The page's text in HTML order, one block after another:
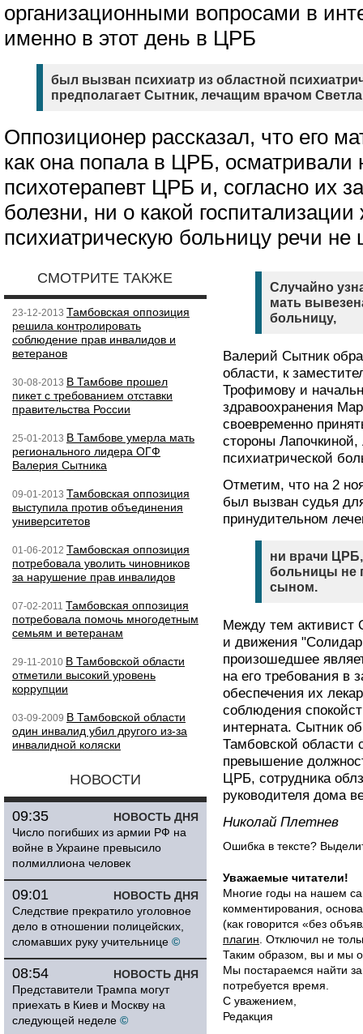
организационными вопросами в
именно в этот день в ЦРБ
был вызван психиатр из областной
предполагает Сытник, лечащим врачом
Оппозиционер рассказал, что его
как она попала в ЦРБ, осматривали
психотерапевт ЦРБ и, согласно их
болезни, ни о какой
психиатрическую больницу речи не
СМОТРИТЕ ТАКЖЕ
23-12-2013 Тамбовская оппозиция
решила контролировать
соблюдение прав инвалидов и
ветеранов
30-08-2013 В Тамбове прошел
пикет с требованием отставки
правительства России
25-01-2013 В Тамбове умерла мать
регионального лидера ОГФ
Валерия Сытника
09-01-2013 Тамбовская оппозиция
выступила против объединения
университетов
01-06-2012 Тамбовская оппозиция
потребовала уволить чиновников
за нарушение прав инвалидов
07-02-2011 Тамбовская оппозиция
потребовала помочь многодетным
семьям и ветеранам
29-11-2010 В Тамбовской области
отметили высокий уровень
коррупции
03-09-2009 В Тамбовской области
один инвалид убил другого из-за
инвалидной коляски
НОВОСТИ
НОВОСТЬ ДНЯ
09:35
Число погибших из армии РФ на
войне в Украине превысило
полмиллиона человек
НОВОСТЬ ДНЯ
09:01
Следствие прекратило уголовное
дело в отношении полицейских,
сломавших руку учительнице ©
НОВОСТЬ ДНЯ
08:54
Представители Трампа могут
приехать в Киев и Москву на
следующей неделе ©
Случайно
мать
больницу,
Валерий Сытник
области, к
Трофимову и
здравоохранения
своевременно
стороны
психиатрической
Отметим, что на 2
был вызван судья
принудительном
ни врачи
больницы не
сыном.
Между тем активист
и движения
произошедшее
на его требования в
обеспечения их
соблюдения
интерната. Сытник
Тамбовской области
превышение
ЦРБ, сотрудника
руководителя дома
Николай Плетнев
Ошибка в тексте?
Уважаемые читатели!
Многие годы на нашем
комментирования,
(как говорится «без
плагин . Отключил не
Таким образом, вы и мы
Мы постараемся найти
потребуется время.
С уважением,
Редакция